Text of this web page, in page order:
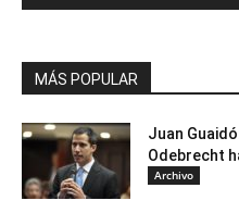
MÁS POPULAR
Juan
Odebrecht
Archivo